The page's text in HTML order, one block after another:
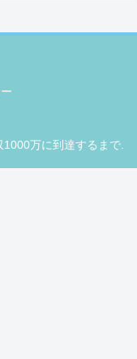
万に到達するまで.